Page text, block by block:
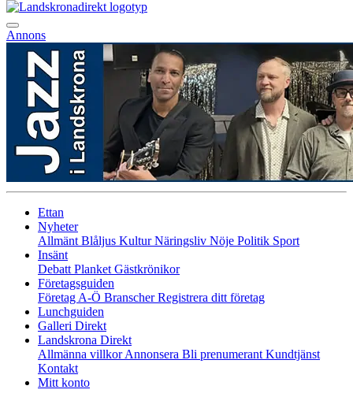
Annons
Ettan
Nyheter
Allmänt Blåljus KulturNäringsliv Nöje Politik Sport
Insänt
Debatt Planket Gästkrönikor
Företagsguiden
Företag A-Ö BranscherRegistrera ditt företag
Lunchguiden
Galleri Direkt
Landskrona Direkt
Allmänna villkorAnnonsera Bli prenumerant Kundtjänst
Kontakt
Mitt konto